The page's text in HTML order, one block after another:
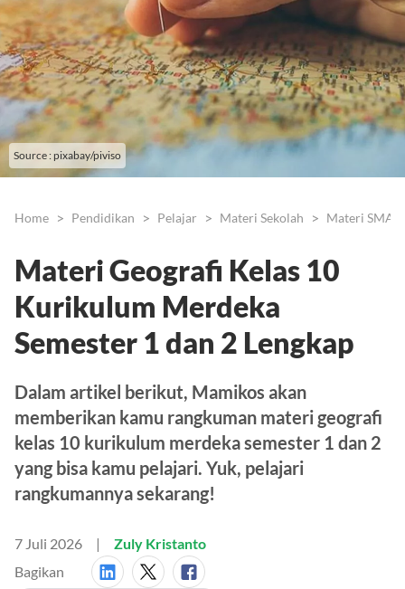
Source : pixabay/piviso
Home Pendidikan Pelajar Materi Sekolah Materi SMA/
Materi Geografi Kelas 10
Kurikulum Merdeka
Semester 1 dan 2 Lengkap
Dalam artikel berikut, Mamikos akan
memberikan kamu rangkuman materi geografi
kelas 10 kurikulum merdeka semester 1 dan 2
yang bisa kamu pelajari. Yuk, pelajari
rangkumannya sekarang!
7 Juli 2026
Zuly Kristanto
Bagikan